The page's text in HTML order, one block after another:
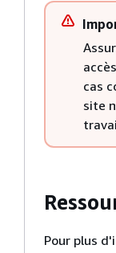
cas
site
Pour plus